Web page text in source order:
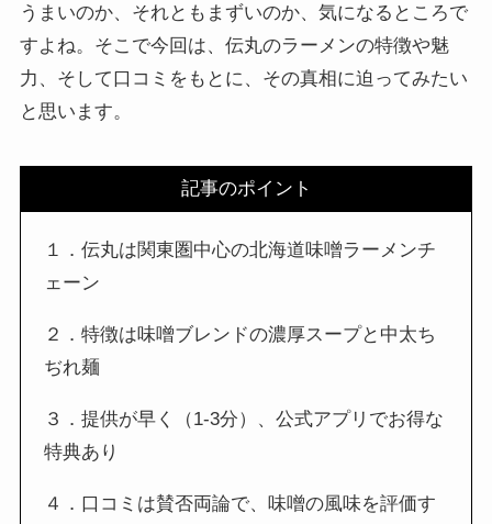
うまいのか、それともまずいのか、気になるところで
すよね。そこで今回は、伝丸のラーメンの特徴や魅
力、そして口コミをもとに、その真相に迫ってみたい
と思います。
記事のポイント
１．伝丸は関東圏中心の北海道味噌ラーメンチ
ェーン
２．特徴は味噌ブレンドの濃厚スープと中太ち
ぢれ麺
３．提供が早く（1-3分）、公式アプリでお得な
特典あり
４．口コミは賛否両論で、味噌の風味を評価す